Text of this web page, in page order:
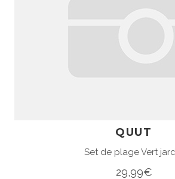
QUUT
Set de plage Vert
29,99€